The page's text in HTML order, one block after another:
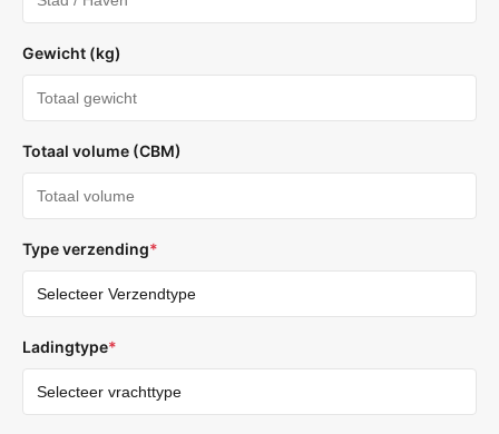
Gewicht (kg)
Totaal volume (CBM)
Type verzending*
Ladingtype*